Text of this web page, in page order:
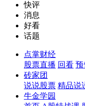
快评
消息
好看
话题
点掌财经
股票直播 回看 预
砖家团
说说股票 精品说
牛金学园